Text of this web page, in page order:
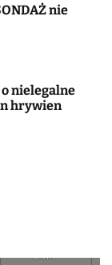
nie
nielegalne
hrywien